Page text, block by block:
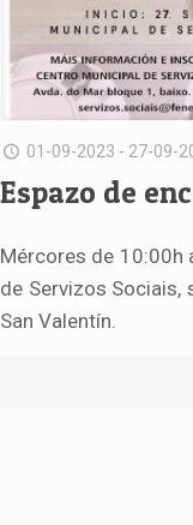
01-09-2023 - 27-09-
Espazo de
Mércores de 10:00h
de Servizos Sociais,
San Valentín.